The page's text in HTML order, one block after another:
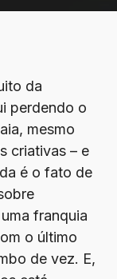
da
perdendo o
mesmo
criativas – e
é o fato de
franquia
o último
de vez. E,